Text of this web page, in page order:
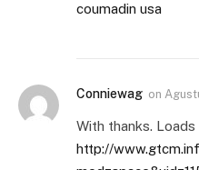
coumadin usa
Conniewag on
With thanks.
http://